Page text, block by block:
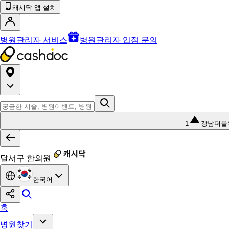
캐시닥 앱 설치
병원관리자 서비스 병원관리자 입점 문의
1 강남더블
달서구 한의원
한국어
홈
병원찾기